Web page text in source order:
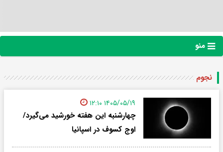
منو
نجوم
۱۴۰۵/۰۵/۱۹ ۱۲:۱۰
چهارشنبه این هفته خورشید می‌گیرد/
اوج کسوف در اسپانیا